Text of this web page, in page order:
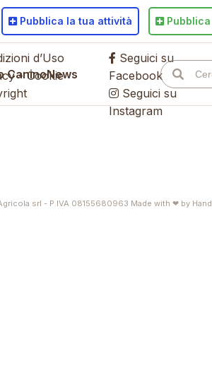
CaninoNews
Pubblica la tua attività Pubblica
d’Uso
-Cookie
Seguici su
Facebook
Seguici su
Instagram
srl - P.IVA 08155680963 Made with ❤ by Hand